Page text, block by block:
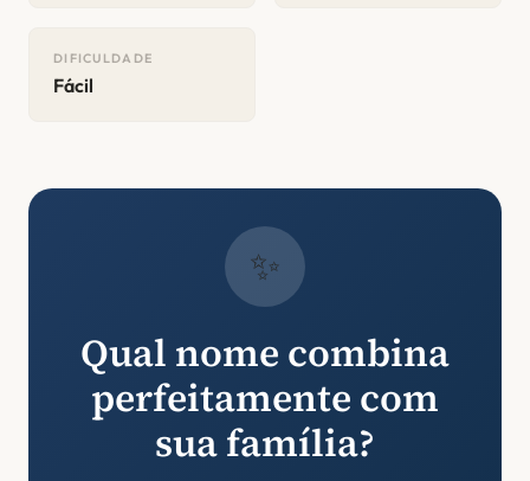
DIFICULDADE
Fácil
✨
Qual nome combina
perfeitamente com
sua família?